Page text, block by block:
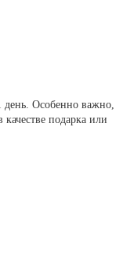
день. Особенно важно,
качестве подарка или